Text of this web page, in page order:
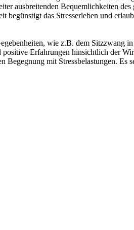
ausbreitenden Bequemlichkeiten
das Stresserleben und
wie z.B. dem Sitzzwang in
Erfahrungen hinsichtlich der
mit Stressbelastungen. Es